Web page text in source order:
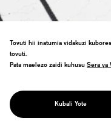
GGG/
FORCE
Tovuti hii inatumia vidakuzi
tovuti.
Pata maelezo zaidi kuhusu Sera ya
Sera ya
Kubali Yote